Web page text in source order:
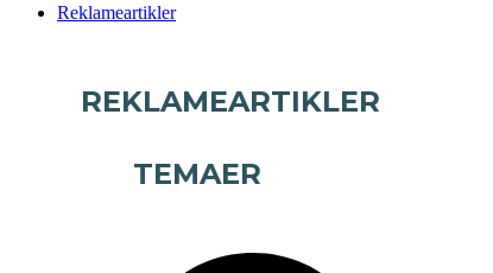
Reklameartikler
REKLAMEARTIKLER
TEMAER